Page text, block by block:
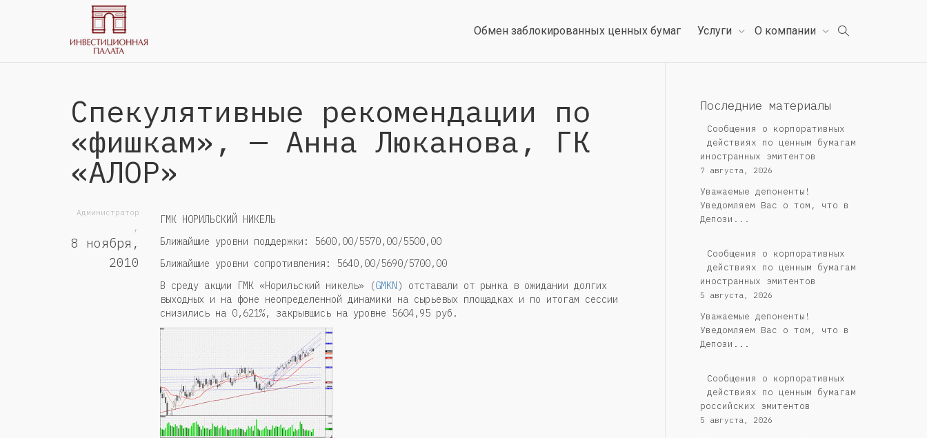
Обмен заблокированных ценных бумаг Услуги О компании
Спекулятивные рекомендации по
«фишкам», — Анна Люканова, ГК
«АЛОР»
Администратор
,
8 ноября,
2010
ГМК НОРИЛЬСКИЙ НИКЕЛЬ
Ближайшие уровни поддержки: 5600,00/5570,00/5500,00
Ближайшие уровни сопротивления: 5640,00/5690/5700,00
В среду акции ГМК «Норильский никель» (GMKN) отставали от рынка в ожидании долгих
выходных и на фоне неопределенной динамики на сырьевых площадках и по итогам сессии
снизились на 0,621%, закрывшись на уровне 5604,95 руб.
Последние материалы
Сообщения о корпоративных
действиях по ценным бумагам
иностранных эмитентов
7 августа, 2026
Уважаемые депоненты!
Уведомляем Вас о том, что в
Депози...
Сообщения о корпоративных
действиях по ценным бумагам
иностранных эмитентов
5 августа, 2026
Уважаемые депоненты!
Уведомляем Вас о том, что в
Депози...
Cообщения о корпоративных
действиях по ценным бумагам
российских эмитентов
5 августа, 2026